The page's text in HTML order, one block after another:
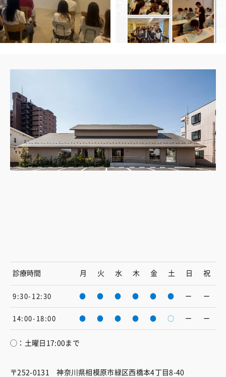
診療時間 月 火 水 木 金 土 日 祝
9:30-12:30 ● ● ● ● ● ● ー ー
14:00-18:00 ● ● ● ● ● ○ ー ー
◯：土曜日17:00まで
〒252-0131 神奈川県相模原市緑区西橋本4丁目8-40